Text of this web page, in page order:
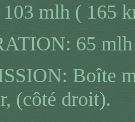
mlh ( 165
65 mlh
Boîte
(côté droit).